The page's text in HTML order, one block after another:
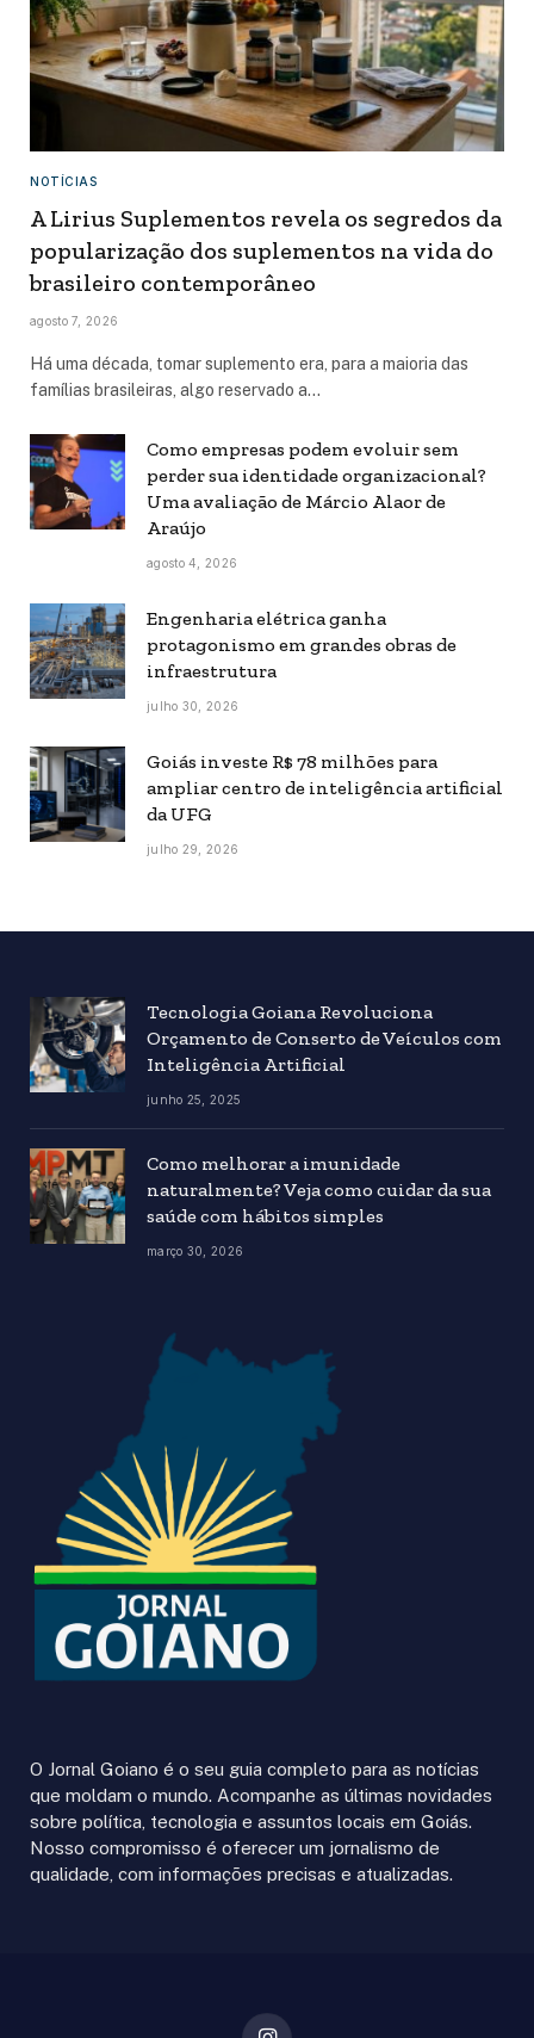
NOTÍCIAS
A Lirius Suplementos revela os segredos da
popularização dos suplementos na vida do
brasileiro contemporâneo
agosto 7, 2026
Há uma década, tomar suplemento era, para a maioria das
famílias brasileiras, algo reservado a…
Como empresas podem evoluir sem
perder sua identidade organizacional?
Uma avaliação de Márcio Alaor de
Araújo
agosto 4, 2026
Engenharia elétrica ganha
protagonismo em grandes obras de
infraestrutura
julho 30, 2026
Goiás investe R$ 78 milhões para
ampliar centro de inteligência artificial
da UFG
julho 29, 2026
Tecnologia Goiana Revoluciona
Orçamento de Conserto de Veículos com
Inteligência Artificial
junho 25, 2025
Como melhorar a imunidade
naturalmente? Veja como cuidar da sua
saúde com hábitos simples
março 30, 2026
O Jornal Goiano é o seu guia completo para as notícias
que moldam o mundo. Acompanhe as últimas novidades
sobre política, tecnologia e assuntos locais em Goiás.
Nosso compromisso é oferecer um jornalismo de
qualidade, com informações precisas e atualizadas.